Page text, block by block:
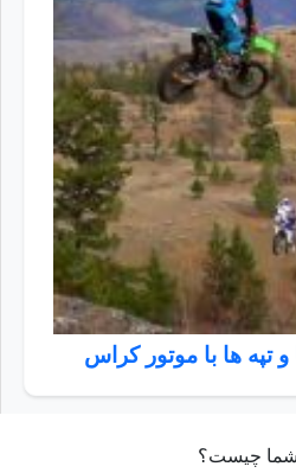
تپه ها با موتور کراس
چیست؟